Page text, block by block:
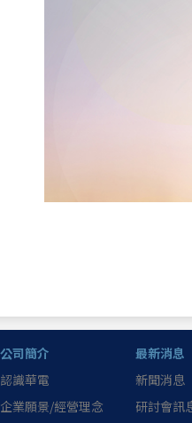
公司簡介
認識華電
企業願景/經營理念
最新消息
新聞消息
研討會訊